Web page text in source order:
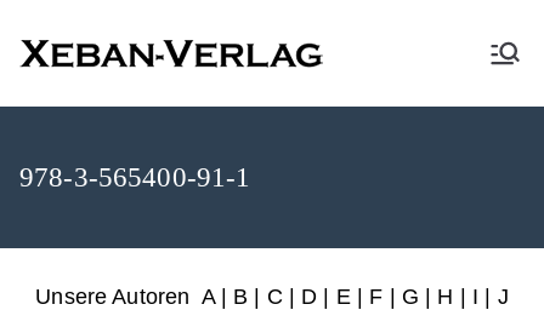
XEBAN-Verlag
978-3-565400-91-1
Unsere Autoren A| B C D E| F G H I
J